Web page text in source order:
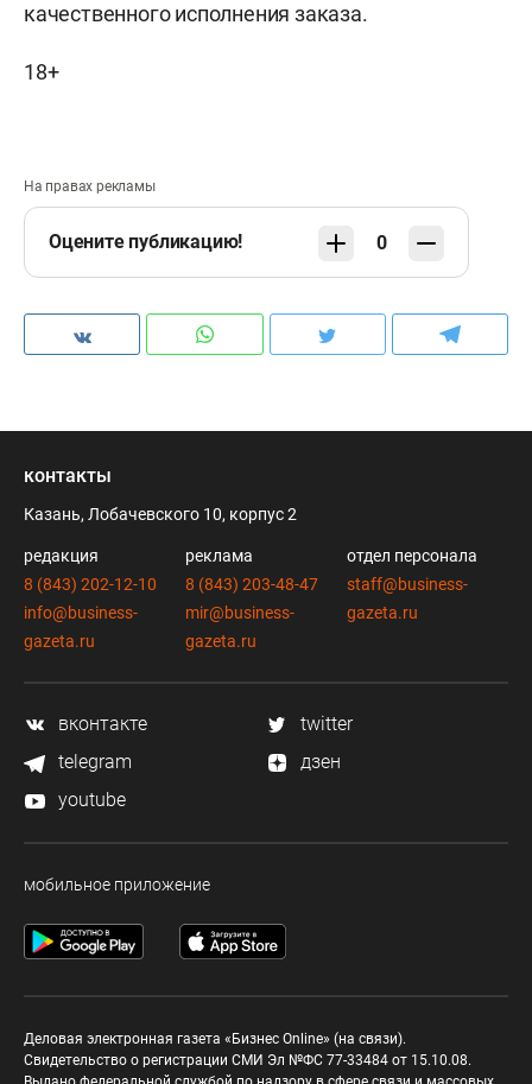
качественного исполнения заказа.
18+
На правах рекламы
Оцените публикацию! 0
контакты
Казань, Лобачевского 10, корпус 2
редакция
8 (843) 202-12-10
info@business-
gazeta.ru
реклама
8 (843) 203-48-47
mir@business-
gazeta.ru
отдел персонала
staff@business-
gazeta.ru
вконтакте
twitter
telegram
дзен
youtube
мобильное приложение
Деловая электронная газета «Бизнес Online» (на связи).
Свидетельство о регистрации СМИ Эл №ФС 77-33484 от 15.10.08.